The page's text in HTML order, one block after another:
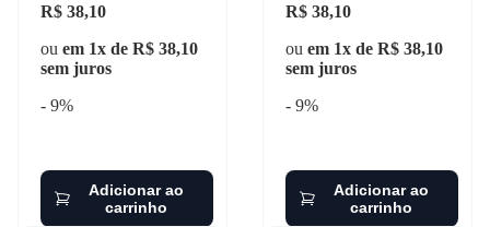
R$ 38,10
ou em 1x de R$ 38,10
sem juros
- 9%
Adicionar ao
carrinho
R$ 38,10
ou em 1x de R$ 38,10
sem juros
- 9%
Adicionar ao
carrinho